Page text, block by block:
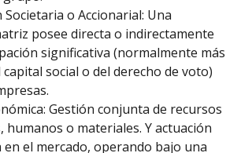
Societaria o Accionarial: Una
posee directa o indirectamente
significativa (normalmente más
capital social o del derecho de voto)
Gestión conjunta de recursos
humanos o materiales. Y actuación
en el mercado, operando bajo una